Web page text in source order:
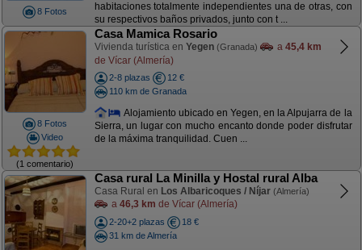
8 Fotos
habitaciones totalmente independientes una de otras, con
su respectivos baños privados, junto con t ...
8 Fotos
Video
(1 comentario)
Casa Mamica Rosario
Vivienda turística en Yegen (Granada) a 45,4 km
de Vícar (Almería)
2-8 plazas
12 €
110 km de Granada
Alojamiento ubicado en Yegen, en la Alpujarra de la
Sierra, un lugar con mucho encanto donde poder disfrutar
de la máxima tranquilidad. Cuen ...
Casa rural La Minilla y Hostal rural Alba
Casa Rural en Los Albaricoques / Níjar (Almería)
a 46,3 km de Vícar (Almería)
2-20+2 plazas
18 €
31 km de Almería